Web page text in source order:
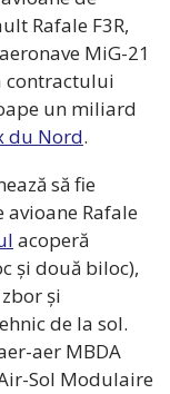
Rafale F3R,
MiG-21
contractului
un miliard
du Nord.
să fie
Rafale
acoperă
și două biloc),
și
de la sol.
aer MBDA
Sol Modulaire